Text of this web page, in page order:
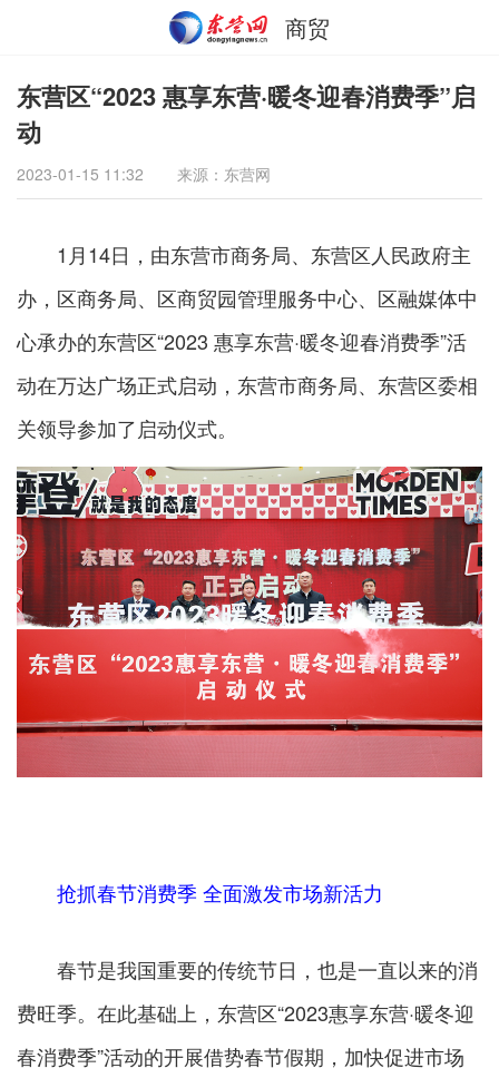
商贸
东营区“2023 惠享东营·暖冬迎春消费季”启
动
2023-01-15 11:32 来源：东营网
1月14日，由东营市商务局、东营区人民政府主
办，区商务局、区商贸园管理服务中心、区融媒体中
心承办的东营区“2023 惠享东营·暖冬迎春消费季”活
动在万达广场正式启动，东营市商务局、东营区委相
关领导参加了启动仪式。
抢抓春节消费季 全面激发市场新活力
春节是我国重要的传统节日，也是一直以来的消
费旺季。在此基础上，东营区“2023惠享东营·暖冬迎
春消费季”活动的开展借势春节假期，加快促进市场